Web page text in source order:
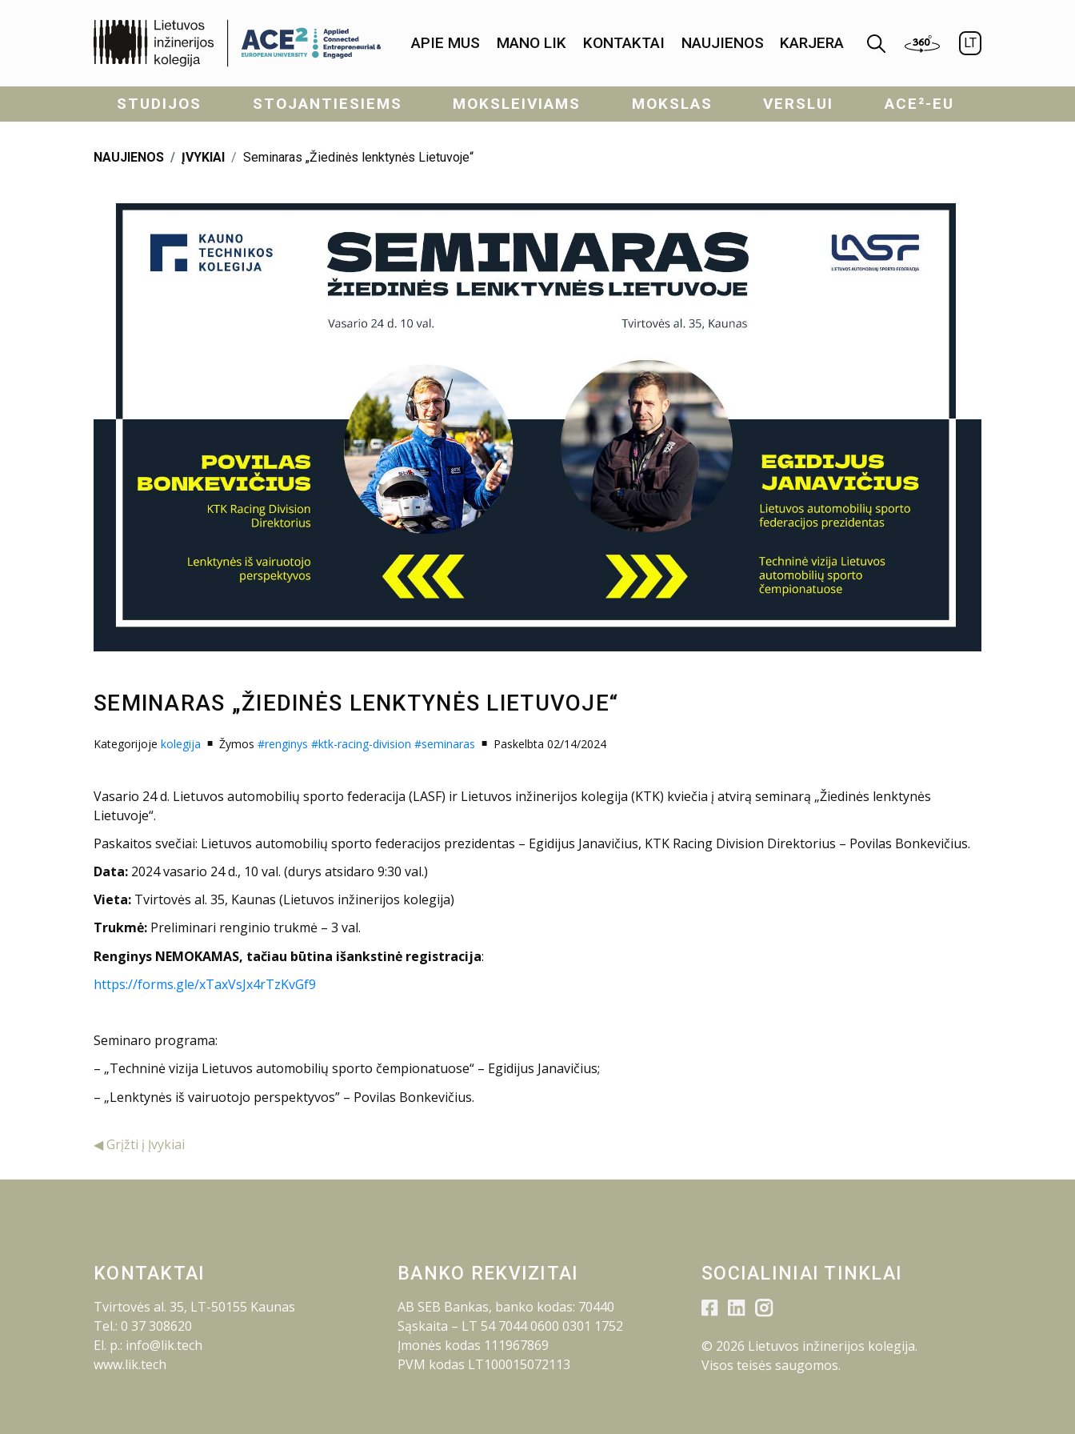
APIE MUS MANO LIK KONTAKTAI NAUJIENOS KARJERA LT
STUDIJOS STOJANTIESIEMS MOKSLEIVIAMS MOKSLAS VERSLUI ACE²-EU
NAUJIENOS ĮVYKIAI Seminaras „Žiedinės lenktynės Lietuvoje“
SEMINARAS „ŽIEDINĖS LENKTYNĖS LIETUVOJE“
Kategorijoje kolegija Žymos #renginys #ktk-racing-division #seminaras Paskelbta 02/14/2024
Vasario 24 d. Lietuvos automobilių sporto federacija (LASF) ir Lietuvos inžinerijos kolegija (KTK) kviečia į atvirą seminarą „Žiedinės lenktynės
Lietuvoje“.
Paskaitos svečiai: Lietuvos automobilių sporto federacijos prezidentas – Egidijus Janavičius, KTK Racing Division Direktorius – Povilas Bonkevičius.
Data: 2024 vasario 24 d., 10 val. (durys atsidaro 9:30 val.)
Vieta: Tvirtovės al. 35, Kaunas (Lietuvos inžinerijos kolegija)
Trukmė: Preliminari renginio trukmė – 3 val.
Renginys NEMOKAMAS, tačiau būtina išankstinė registracija:
https://forms.gle/xTaxVsJx4rTzKvGf9
Seminaro programa:
– „Techninė vizija Lietuvos automobilių sporto čempionatuose“ – Egidijus Janavičius;
– „Lenktynės iš vairuotojo perspektyvos” – Povilas Bonkevičius.
◀ Grįžti į Įvykiai
KONTAKTAI
Tvirtovės al. 35, LT-50155 Kaunas
Tel.: 0 37 308620
El. p.: info@lik.tech
www.lik.tech
BANKO REKVIZITAI
AB SEB Bankas, banko kodas: 70440
Sąskaita – LT 54 7044 0600 0301 1752
Įmonės kodas 111967869
PVM kodas LT100015072113
SOCIALINIAI TINKLAI
© 2026 Lietuvos inžinerijos kolegija.
Visos teisės saugomos.